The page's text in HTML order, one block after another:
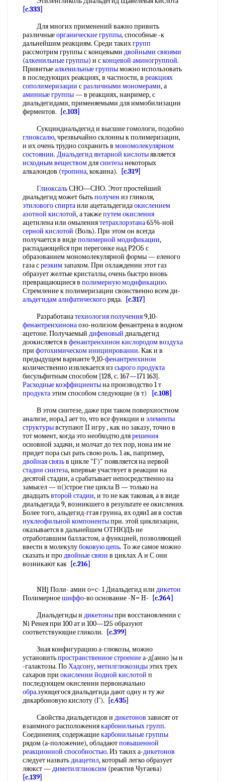
[c.333]
Для многих применений важно привить
различныеорганические группы, способные -к
дальнейшим реакциям. Среди такихгрупп
рассмотрим группы с концевыми двойными связями
(алкенильные группы) и сконцевой аминогруппой.
Привитыеалкенильные группыможно использовать
в последующих реакциях, в частности, в реакциях
сополимеризации сразличными мономерами, а
аминные группы— в реакциях, нанример, с
диальдегидами, применяемыми для иммобилизации
ферментов.
[c.103]
Сукциндиальдегид и высшие гомологи, подобно
глноксалю, чрезвычайно склонны к полимеризации,
и их очень трудно сохранить в мономолекулярном
состоянии. Диальдегид янтарной кислотыявляется
исходным веществомдлясинтезанекоторых
алкалоидов (тропина, кокаина).
[c.319]
ГлиоксальСНО—СНО. Этот простейший
диальдегид может бытьполучен из гликоля,
этилового спиртаили ацетальдегидаокислением
азотной кислотой, а такжепутем окисления
ацетилена или омылениятетрахлорэтана65%-ной
серной кислотой (Воль). При этом он всегда
получается в видеполимерной модификации,
распадающейся при перегонке над Р2О5 с
образованием мономолекулярной формы — еленого
газа срезкимзапахом. При охлаждении этот газ
образует желтые кристаллы, очень быстро вновь
превращающиеся в полимерную модификацию.
Стремление к полимеризации свонственно всем ди-
альдегидам алифатическогоряда.
[c.317]
Разработанатехнология получения9,10-
фенантренхинонаозо-нолизом фенантрена в водном
ацетоне. Получаемый дифеновый диальдегид
доокисляется в фенантренхинон кислородом воздуха
при фотохимическом инициировании. Как и в
предыдущем варианте 9,10-фенантренхинон
количественно извлекается из сырого продукта
бисульфитным способом [128, с. 167—171 163].
Расходные коэффициентына производство 1 т
продуктаэтим способом следующие (в т)
[c.108]
В этом сиитезе, даже при таком поверхностном
анализе, иора,1 ает то, что все функции и элементы
структурывступают II игру , как но заказу, точно в
тот момент, когда это необходтю длярешения
основной задачи, и молчат до тех пор, иона им ие
придет пора сьп рать свою роль. 1 ак, папрпмер,
двойная связьв цикле "Г)" появляется на иервой
стадии синтеза, впервые участвует в реакции на
десятой стадии, а срабатывает непосредственно на
замысел — п()строе гие цикла В — только на
двадцатьвторой стадии, и то не как таковая, а в виде
диальдегида 9, возникшего в результате ее окисления.
Более того, альдегид-ггая груииа, вх одяи1 ая в состав
нуклеофильной компонентыпри. этой циклизации,
оказывается в дальнейшем ОТНЮДЬ ие
отработавшим балластом, а функцией, позволяющей
ввести в молекулубоковую цепь. То же самое можно
сказать и продвойные связи в циклах А и С они
возникают как [c.216]
NHj Поли- амин о=с- 1 Диальдегид или дикетон
Полимерноешиффо-во основание -N= H-
[c.264]
Диальдегиды и дикетоныпри восстановлении с
Ni Ренея при 100 ат и 100—125 образуют
соответствующие гликоли.
[c.399]
Зная конфигурацию а-глюкозы, можно
установитьпространственное строениеа-д[анно )ы и
-галактозы. ПоХадсону,метилглюкозидыэтих трех
сахаров при окислении йодной кислотой п
последующем окислении первоначально
обра.зующегося диальдегида дают одну и ту же
дикарбоновую кислоту (Г).
[c.435]
Свойства диальдегидов и дикетонов зависят от
взаимного расположениякарбонильных групп.
Соединения, содержащиекарбонильные группы
рядом (а-положение), обладаютповышенной
реакционной способностью. Из таких а-дикетонов
следует назватьдиацетил, который легко образует
ляокст —диметилглиоксим (реактив Чугаева)
[c.139]